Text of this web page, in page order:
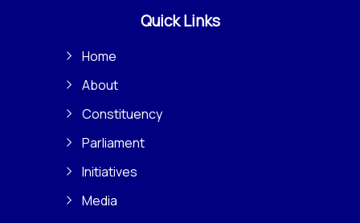
Quick Links
Home
About
Constituency
Parliament
Initiatives
Media